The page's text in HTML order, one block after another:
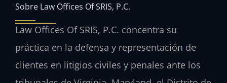
Sobre Law Offices Of SRIS, P.C.
Law Offices Of SRIS, P.C. concentra su
práctica en la defensa y representación de
clientes en litigios civiles y penales ante los